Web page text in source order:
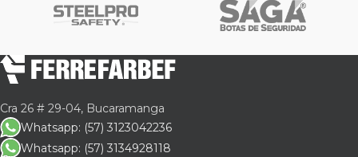
Cra 26 # 29-04, Bucaramanga
Whatsapp: (57) 3123042236
Whatsapp: (57) 3134928118